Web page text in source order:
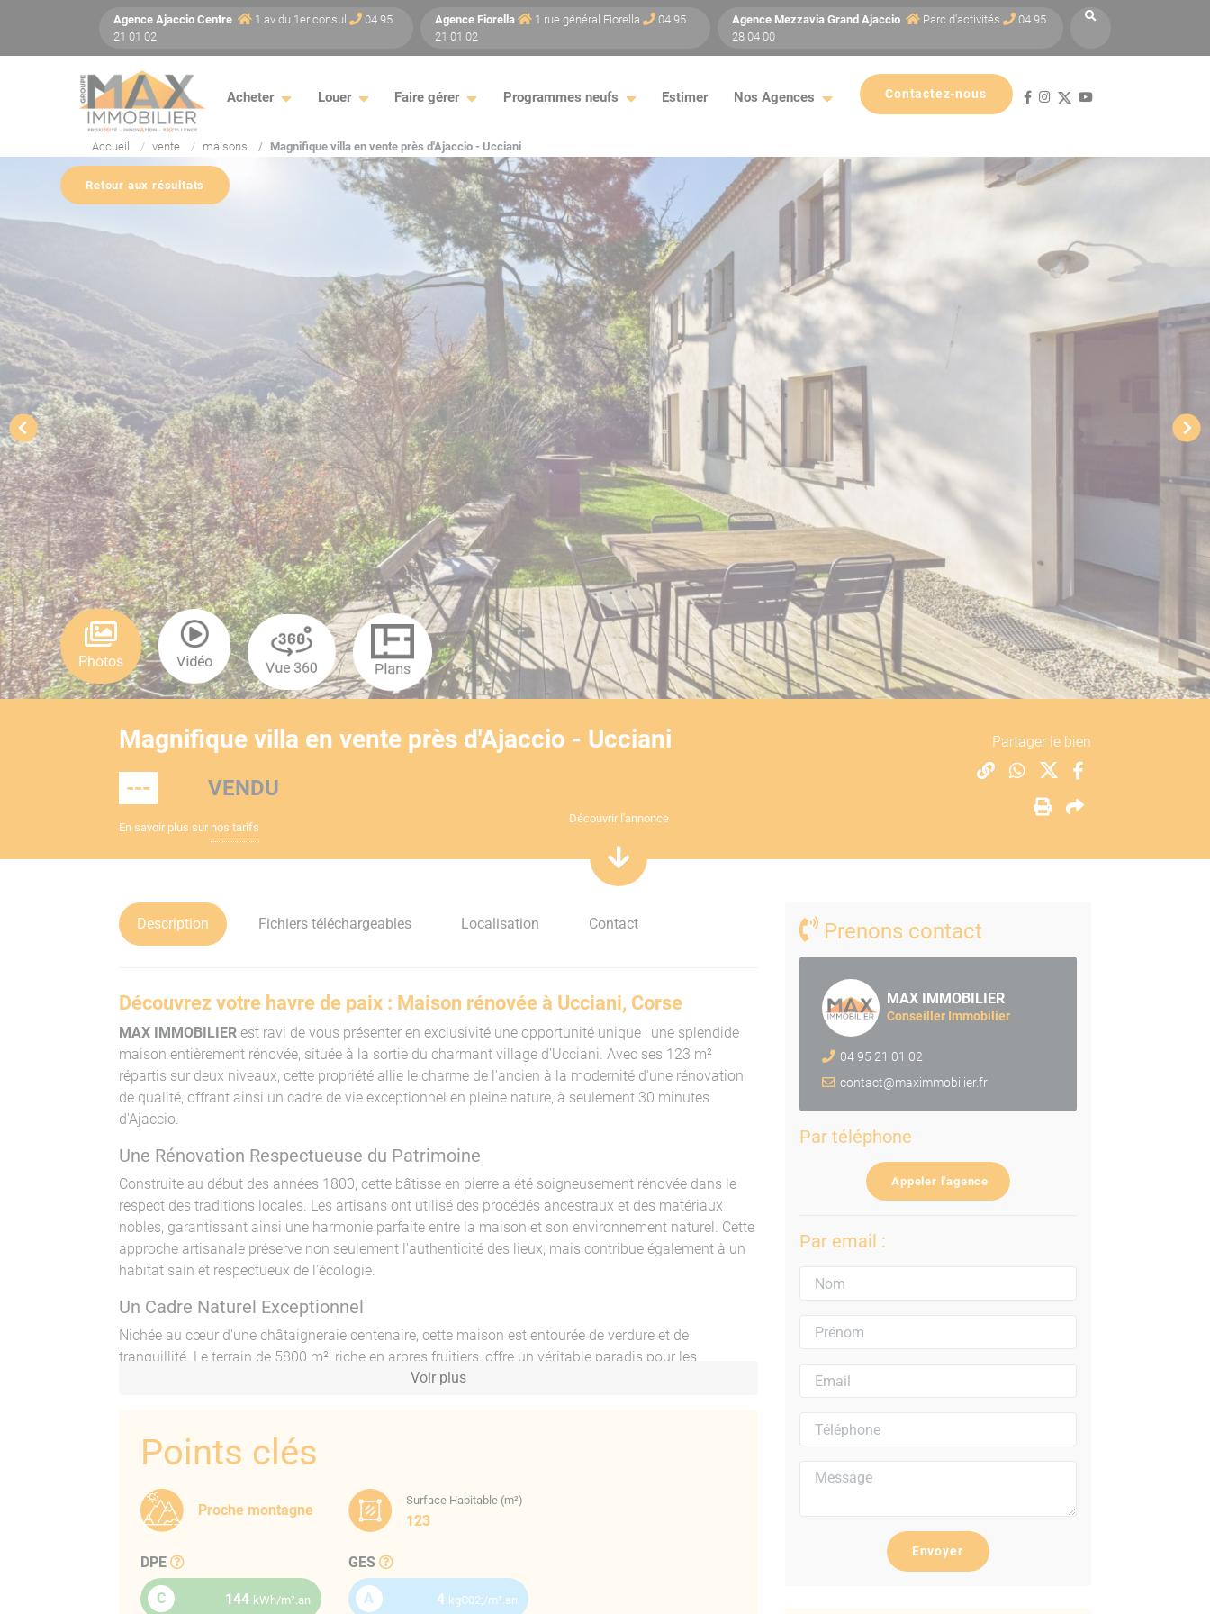
Agence Ajaccio Centre 1 av du 1er consul
04 95
21 01 02
Agence Fiorella 1 rue général Fiorella
04 95
21 01 02
Agence MezzaviaGrand Ajaccio Parc d'activités
04 95
28 04 00
Acheter Louer Faire gérer Programmes neufs Estimer Nos Agences Contactez-nous
Accueil vente maisons Magnifique villa en vente près d'Ajaccio - Ucciani
YouTube est désactivé. Autoriser
Retour aux résultats
Photos Vidéo Vue 360 Plans
Magnifique villa en vente près d'Ajaccio - Ucciani
--- VENDU
En savoir plus sur nos tarifs
Partager le bien
Découvrir l'annonce
Description Fichiers téléchargeables Localisation Contact
Découvrez votre havre de paix : Maison rénovée à Ucciani, Corse
MAX IMMOBILIER est ravi de vous présenter en exclusivité une opportunité unique : une splendide
maison entièrement rénovée, située à la sortie du charmant village d’Ucciani. Avec ses 123 m²
répartis sur deux niveaux, cette propriété allie le charme de l'ancien à la modernité d'une rénovation
de qualité, offrant ainsi un cadre de vie exceptionnel en pleine nature, à seulement 30 minutes
d'Ajaccio.
Une Rénovation Respectueuse du Patrimoine
Construite au début des années 1800, cette bâtisse en pierre a été soigneusement rénovée dans le
respect des traditions locales. Les artisans ont utilisé des procédés ancestraux et des matériaux
nobles, garantissant ainsi une harmonie parfaite entre la maison et son environnement naturel. Cette
approche artisanale préserve non seulement l'authenticité des lieux, mais contribue également à un
habitat sain et respectueux de l'écologie.
Un Cadre Naturel Exceptionnel
Nichée au cœur d'une châtaigneraie centenaire, cette maison est entourée de verdure et de
tranquillité. Le terrain de 5800 m², riche en arbres fruitiers, offre un véritable paradis pour les
amoureux de la nature. Chaque saison apporte son lot de couleurs et de senteurs, créant un tableau
Espace et Sérénité
L'espace extérieur est un atout majeur de cette propriété. Que vous soyez passionné de jardinage,
amateur de balades en pleine nature ou simplement en quête d'un endroit pour vous ressourcer, ce
terrain vous offre d'innombrables possibilités. Vous pourrez y aménager un potager, créer des
espaces de détente ou simplement profiter du calme ambiant. La maison, quant à elle, est conçue
pour maximiser l'espace et la lumière, vous permettant de vivre confortablement tout en profitant de
la beauté environnante.
Voir plus
Points clés
Proche montagne
Surface Habitable (m²)
123
DPE
C 144 kWh/m².an
GES
A 4 kgC02;/m².an
Prenons contact
MAX IMMOBILIER
Conseiller Immobilier
04 95 21 01 02
contact@maximmobilier.fr
Par téléphone
Appeler l'agence
Par email :
Envoyer
Panneau de gestion des cookies